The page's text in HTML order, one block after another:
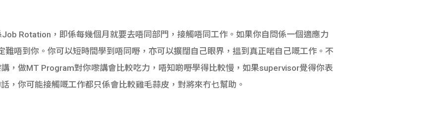
Rotation，即係每幾個月就要去唔同部門，接觸唔同工作。如果你自問係一個適應力
難唔到你。你可以短時間學到唔同嘢，亦可以擴闊自己眼界，搵到真正啱自己嘅工作。不
，做MT Program對你嚟講會比較吃力，唔知啲嘢學得比較慢，如果supervisor覺得你表
，你可能接觸嘅工作都只係會比較雞毛蒜皮，對將來冇乜幫助。